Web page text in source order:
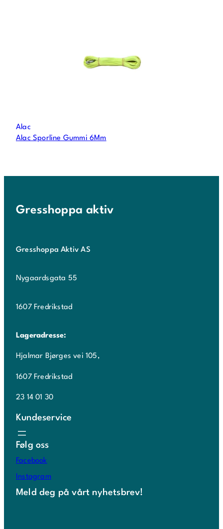
Alac
Alac Sporline Gummi 6Mm
Gresshoppa aktiv
Gresshoppa Aktiv AS
Nygaardsgata 55
1607 Fredrikstad
Lageradresse:
Hjalmar Bjørges vei 105,
1607 Fredrikstad
23 14 01 30
Kundeservice
Følg oss
Facebook
Instagram
Meld deg på vårt nyhetsbrev!